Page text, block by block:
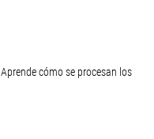
Aprende cómo se procesan los